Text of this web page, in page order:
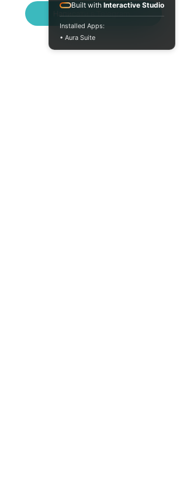
Написати в Telegram
Built with Interactive Studio
Installed Apps:
• Aura Suite